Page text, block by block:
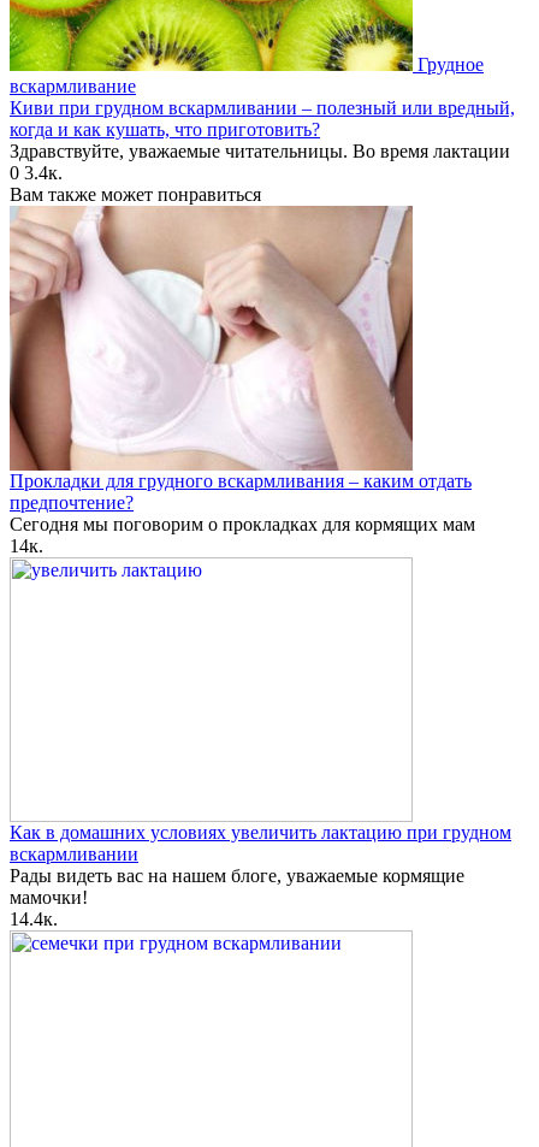
Грудное
вскармливание
Киви при грудном вскармливании – полезный или вредный,
когда и как кушать, что приготовить?
Здравствуйте, уважаемые читательницы. Во время лактации
0 3.4к.
Вам также может понравиться
Прокладки для грудного вскармливания – каким отдать
предпочтение?
Сегодня мы поговорим о прокладках для кормящих мам
14к.
Как в домашних условиях увеличить лактацию при грудном
вскармливании
Рады видеть вас на нашем блоге, уважаемые кормящие
мамочки!
14.4к.